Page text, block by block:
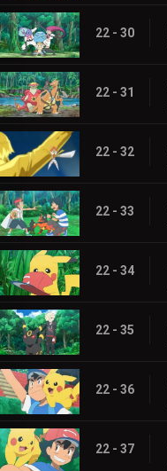
22 - 30
22 - 31
22 - 32
22 - 33
22 - 34
22 - 35
22 - 36
22 - 37